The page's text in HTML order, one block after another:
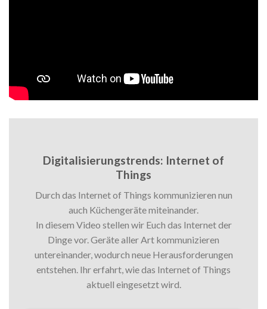
Digitalisierungstrends: Internet of
Things
Durch das Internet of Things kommunizieren nun
auch Küchengeräte miteinander.
In diesem Video stellen wir Euch das Internet der
Dinge vor. Geräte aller Art kommunizieren
untereinander, wodurch neue Herausforderungen
entstehen. Ihr erfahrt, wie das Internet of Things
aktuell eingesetzt wird.